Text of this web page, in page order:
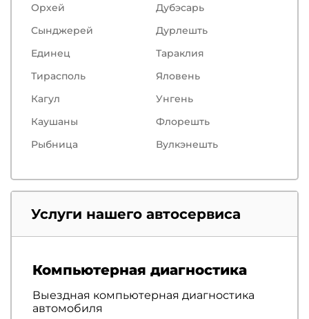
Орхей
Дубэсарь
Сынджерей
Дурлешть
Единец
Тараклия
Тирасполь
Яловень
Кагул
Унгень
Каушаны
Флорешть
Рыбница
Вулкэнешть
Услуги нашего автосервиса
Компьютерная диагностика
Выездная компьютерная диагностика
автомобиля